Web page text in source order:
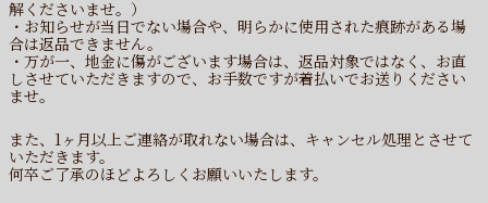
解くださいませ。）
・お知らせが当日でない場合や、明らかに使用された痕跡がある場
合は返品できません。
・万が一、地金に傷がございます場合は、返品対象ではなく、お直
しさせていただきますので、お手数ですが着払いでお送りください
ませ。
また、1ヶ月以上ご連絡が取れない場合は、キャンセル処理とさせて
いただきます。
何卒ご了承のほどよろしくお願いいたします。